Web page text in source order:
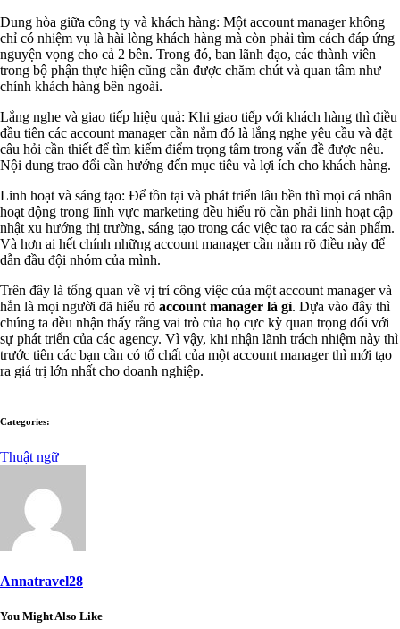
Dung hòa giữa công ty và khách hàng: Một account manager không
chỉ có nhiệm vụ là hài lòng khách hàng mà còn phải tìm cách đáp ứng
nguyện vọng cho cả 2 bên. Trong đó, ban lãnh đạo, các thành viên
trong bộ phận thực hiện cũng cần được chăm chút và quan tâm như
chính khách hàng bên ngoài.
Lắng nghe và giao tiếp hiệu quả: Khi giao tiếp với khách hàng thì điều
đầu tiên các account manager cần nắm đó là lắng nghe yêu cầu và đặt
câu hỏi cần thiết để tìm kiếm điểm trọng tâm trong vấn đề được nêu.
Nội dung trao đổi cần hướng đến mục tiêu và lợi ích cho khách hàng.
Linh hoạt và sáng tạo: Để tồn tại và phát triển lâu bền thì mọi cá nhân
hoạt động trong lĩnh vực marketing đều hiểu rõ cần phải linh hoạt cập
nhật xu hướng thị trường, sáng tạo trong các việc tạo ra các sản phẩm.
Và hơn ai hết chính những account manager cần nắm rõ điều này để
dẫn đầu đội nhóm của mình.
Trên đây là tổng quan về vị trí công việc của một account manager và
hẳn là mọi người đã hiểu rõ account manager là gì. Dựa vào đây thì
chúng ta đều nhận thấy rằng vai trò của họ cực kỳ quan trọng đối với
sự phát triển của các agency. Vì vậy, khi nhận lãnh trách nhiệm này thì
trước tiên các bạn cần có tố chất của một account manager thì mới tạo
ra giá trị lớn nhất cho doanh nghiệp.
Categories:
Thuật ngữ
Annatravel28
You Might Also Like